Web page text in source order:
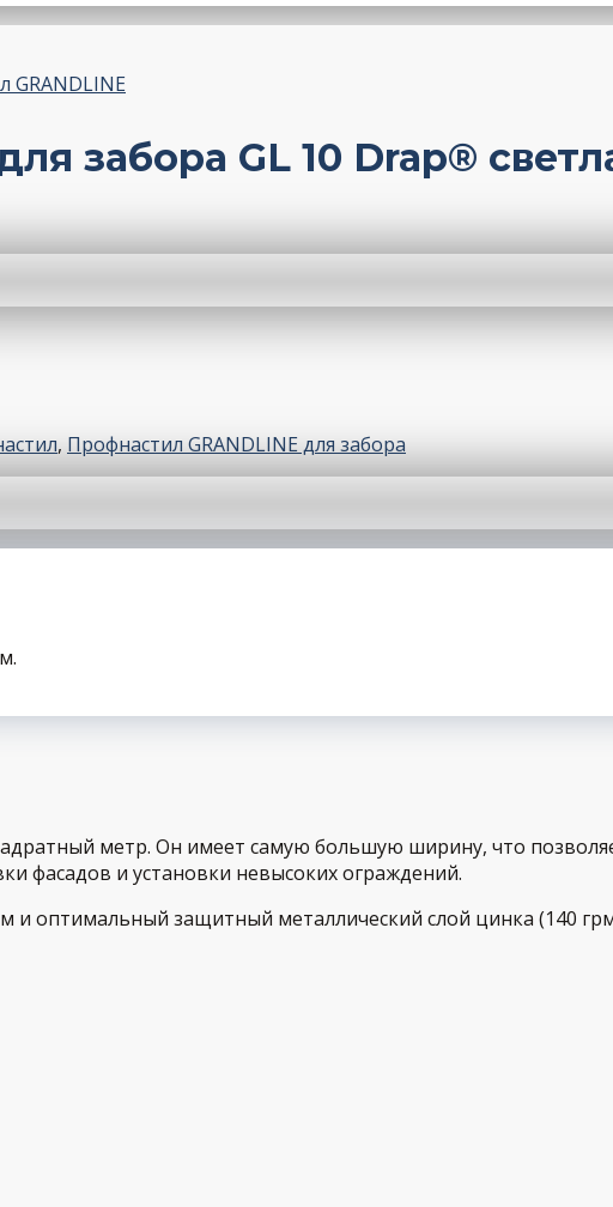
GRANDLINE
забора GL 10 Drap®
, Профнастил GRANDLINE для забора
метр. Он имеет самую большую ширину, что
фасадов и установки невысоких ограждений.
оптимальный защитный металлический слой цинка (140